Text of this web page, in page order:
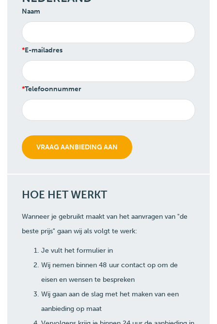
Naam
E-mailadres
Telefoonnummer
HOE HET WERKT
Wanneer je gebruikt maakt van het aanvragen van "de
beste prijs" gaan wij als volgt te werk:
Je vult het formulier in
Wij nemen binnen 48 uur contact op om de
eisen en wensen te bespreken
Wij gaan aan de slag met het maken van een
aanbieding op maat